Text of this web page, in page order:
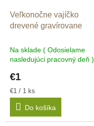
Veľkonočne vajíčko
drevené gravírovane
Na sklade ( Odosielame
nasledujúci pracovný deň )
€1
Jednotková
cena:
€1 / 1 ks
Do košíka